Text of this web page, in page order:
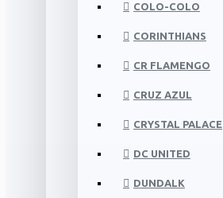
COLO-COLO
CORINTHIANS
CR FLAMENGO
CRUZ AZUL
CRYSTAL PALACE
DC UNITED
DUNDALK